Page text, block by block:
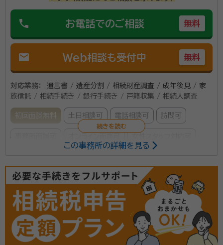
phone お電話でのご相談 無料
mail Web相談も受付中 無料
対応業務：
遺言書 / 遺産分割 / 相続財産調査 / 成年後見 / 家
族信託 / 相続手続き / 銀行手続き / 戸籍収集 / 相続人調査
初回面談無料 土日相談可 電話相談可 訪問可
岡田 珠美（おかだ まみ）
代表行政書士、特定行政書士、CFP・1
級ファイナンシャル・プランニング技能士、宅地建物取引士（試験合格者）、
証券外務員1種
経歴：
・大阪生まれの大阪育ち ・大阪府立市岡高等学校卒 ・武庫川女子
大学短期大学部国文科卒 ・都市銀行1年信託銀行17年勤務 渉外業務
（資産運用・不動産・遺言・相続のご相談等） ・2021年度行政書士試験に
合格 ・2022年6月行政書士登録 ・2022年9月行政書士おかだ事務所・
この事務所の詳細を見る